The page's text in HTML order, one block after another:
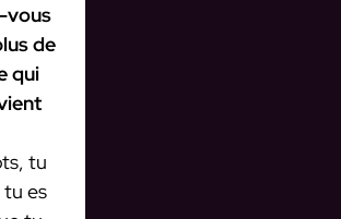
vous
de
qui
tu
es